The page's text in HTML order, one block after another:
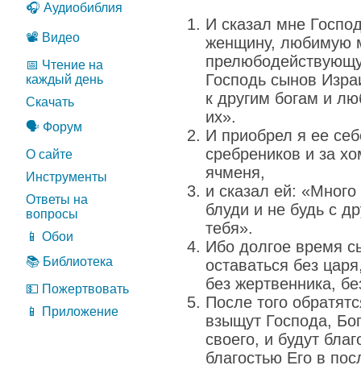
🎧 Аудиобиблия
📽️ Видео
📅 Чтение на
каждый день
Скачать
🗣️ Форум
О сайте
Инструменты
Ответы на
вопросы
📱 Обои
📚 Библиотека
💵 Пожертвовать
📱 Приложение
И сказал мне
женщину, любимую
Господь сынов
к другим богам и
их».
И приобрел я ее
сребреников и за
ячменя,
и сказал ей:
блуди и не будь с
тебя».
Ибо долгое время
оставаться без
без жертвенника,
После того
взыщут Господа,
своего, и будут
благостью Eго в